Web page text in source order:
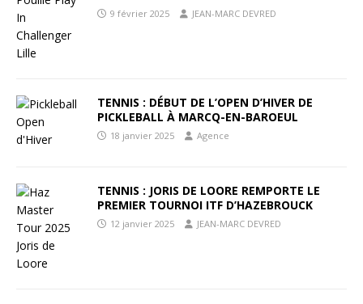
9 février 2025 JEAN-MARC DEVRED
TENNIS : DÉBUT DE L’OPEN D’HIVER DE
PICKLEBALL À MARCQ-EN-BAROEUL
18 janvier 2025 Agence
TENNIS : JORIS DE LOORE REMPORTE LE
PREMIER TOURNOI ITF D’HAZEBROUCK
12 janvier 2025 JEAN-MARC DEVRED